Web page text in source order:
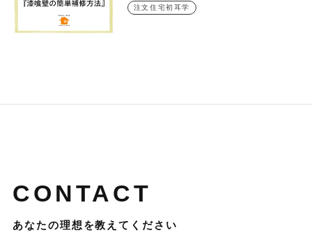
注文住宅初耳学
CONTACT
あなたの理想を教えてください